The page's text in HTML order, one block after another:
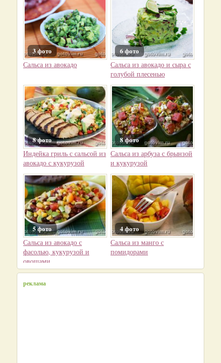
3 фото
Сальса из авокадо
6 фото
Сальса из авокадо и сыра с
голубой плесенью
8 фото
Индейка гриль с сальсой из
авокадо с кукурузой
8 фото
Сальса из арбуза с брынзой
и кукурузой
5 фото
Сальса из авокадо с
фасолью, кукурузой и
овощами
4 фото
Сальса из манго с
помидорами
реклама